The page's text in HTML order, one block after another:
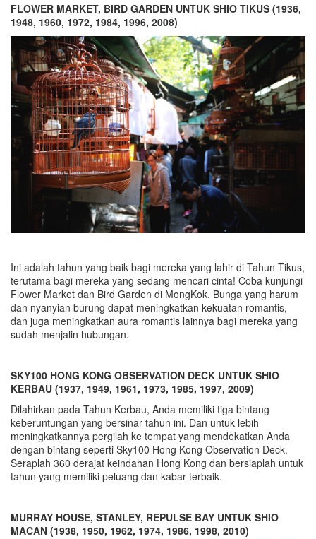
FLOWER MARKET, BIRD GARDEN UNTUK SHIO TIKUS (1936,
1948, 1960, 1972, 1984, 1996, 2008)
Ini adalah tahun yang baik bagi mereka yang lahir di Tahun Tikus,
terutama bagi mereka yang sedang mencari cinta! Coba kunjungi
Flower Market dan Bird Garden di MongKok. Bunga yang harum
dan nyanyian burung dapat meningkatkan kekuatan romantis,
dan juga meningkatkan aura romantis lainnya bagi mereka yang
sudah menjalin hubungan.
SKY100 HONG KONG OBSERVATION DECK UNTUK SHIO
KERBAU (1937, 1949, 1961, 1973, 1985, 1997, 2009)
Dilahirkan pada Tahun Kerbau, Anda memiliki tiga bintang
keberuntungan yang bersinar tahun ini. Dan untuk lebih
meningkatkannya pergilah ke tempat yang mendekatkan Anda
dengan bintang seperti Sky100 Hong Kong Observation Deck.
Seraplah 360 derajat keindahan Hong Kong dan bersiaplah untuk
tahun yang memiliki peluang dan kabar terbaik.
MURRAY HOUSE, STANLEY, REPULSE BAY UNTUK SHIO
MACAN (1938, 1950, 1962, 1974, 1986, 1998, 2010)